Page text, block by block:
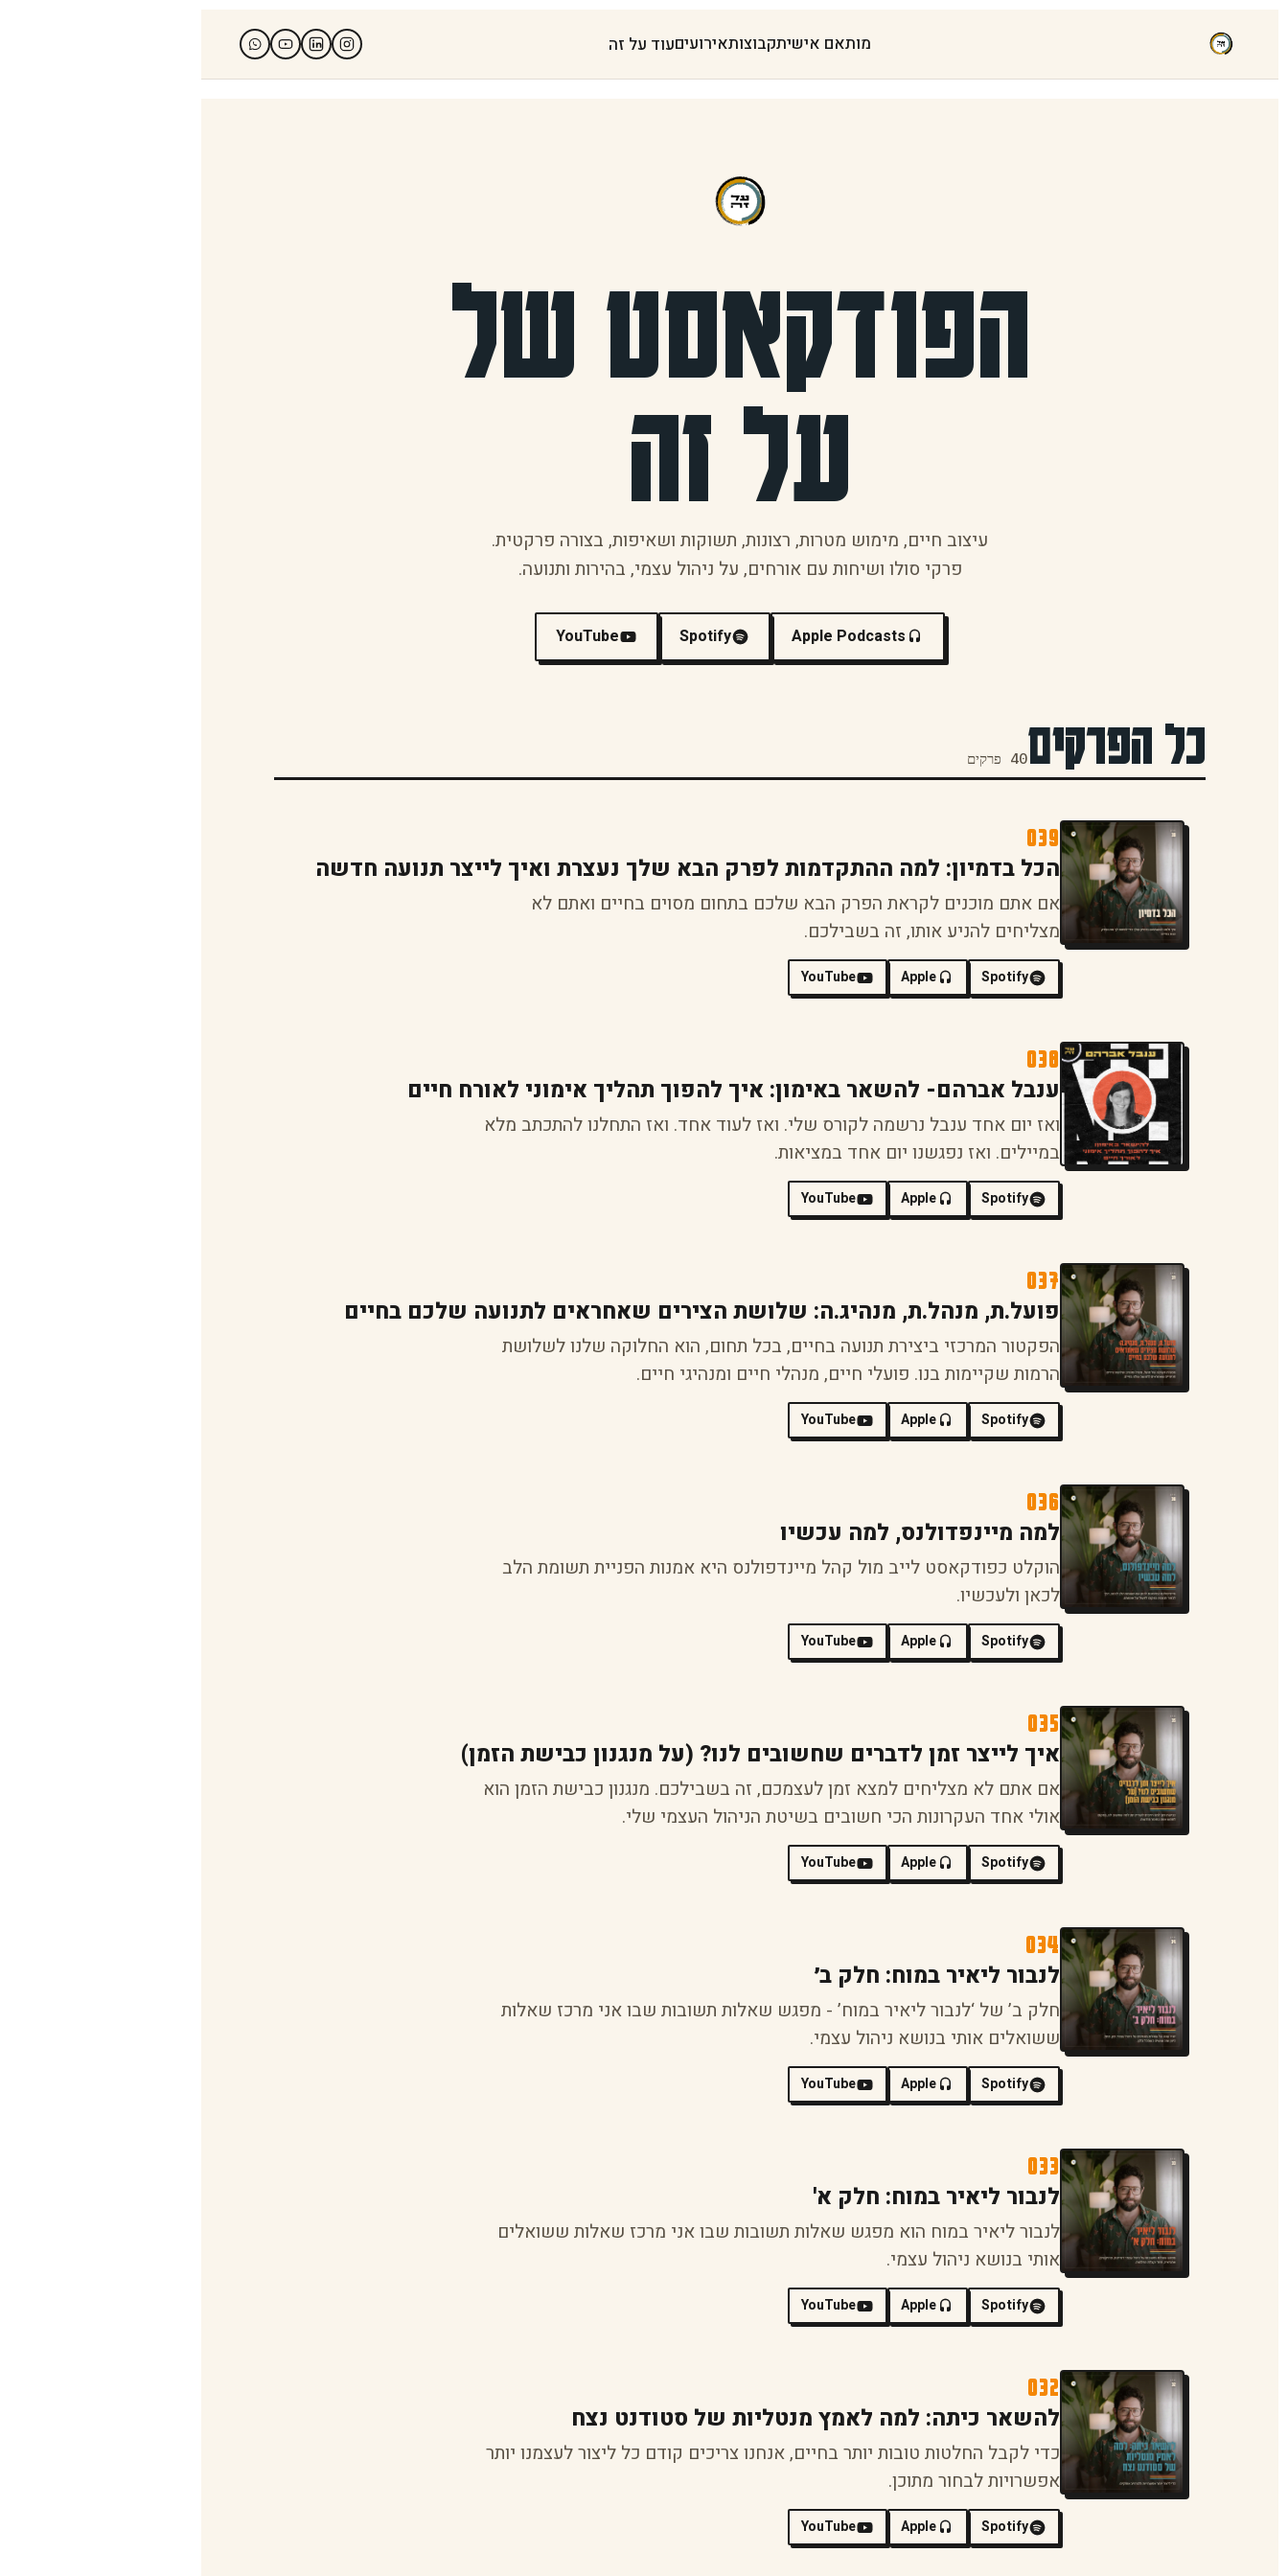
מותאם אישיתקבוצותאירועיםעוד על זה
הפודקאסט של
על זה
עיצוב חיים, מימוש מטרות, רצונות, תשוקות ושאיפות, בצורה פרקטית.
פרקי סולו ושיחות עם אורחים, על ניהול עצמי, בהירות ותנועה.
Apple Podcasts
Spotify
YouTube
כל הפרקים40 פרקים
039
הכל בדמיון: למה ההתקדמות לפרק הבא שלך נעצרת ואיך לייצר תנועה חדשה
אם אתם מוכנים לקראת הפרק הבא שלכם בתחום מסוים בחיים ואתם לא
מצליחים להניע אותו, זה בשבילכם.
Spotify
Apple
YouTube
038
ענבל אברהם- להשאר באימון: איך להפוך תהליך אימוני לאורח חיים
ואז יום אחד ענבל נרשמה לקורס שלי. ואז לעוד אחד. ואז התחלנו להתכתב מלא
במיילים. ואז נפגשנו יום אחד במציאות.
Spotify
Apple
YouTube
037
פועל.ת, מנהל.ת, מנהיג.ה: שלושת הצירים שאחראים לתנועה שלכם בחיים
הפקטור המרכזי ביצירת תנועה בחיים, בכל תחום, הוא החלוקה שלנו לשלושת
הרמות שקיימות בנו. פועלי חיים, מנהלי חיים ומנהיגי חיים.
Spotify
Apple
YouTube
036
למה מיינפדולנס, למה עכשיו
הוקלט כפודקאסט לייב מול קהל מיינדפולנס היא אמנות הפניית תשומת הלב
לכאן ולעכשיו.
Spotify
Apple
YouTube
035
איך לייצר זמן לדברים שחשובים לנו? (על מנגנון כבישת הזמן)
אם אתם לא מצליחים למצא זמן לעצמכם, זה בשבילכם. מנגנון כבישת הזמן הוא
אולי אחד העקרונות הכי חשובים בשיטת הניהול העצמי שלי.
Spotify
Apple
YouTube
034
לנבור ליאיר במוח: חלק ב׳
חלק ב’ של ‘לנבור ליאיר במוח’ - מפגש שאלות תשובות שבו אני מרכז שאלות
ששואלים אותי בנושא ניהול עצמי.
Spotify
Apple
YouTube
033
לנבור ליאיר במוח: חלק א'
לנבור ליאיר במוח הוא מפגש שאלות תשובות שבו אני מרכז שאלות ששואלים
אותי בנושא ניהול עצמי.
Spotify
Apple
YouTube
032
להשאר כיתה: למה לאמץ מנטליות של סטודנט נצח
כדי לקבל החלטות טובות יותר בחיים, אנחנו צריכים קודם כל ליצור לעצמנו יותר
אפשרויות לבחור מתוכן.
Spotify
Apple
YouTube